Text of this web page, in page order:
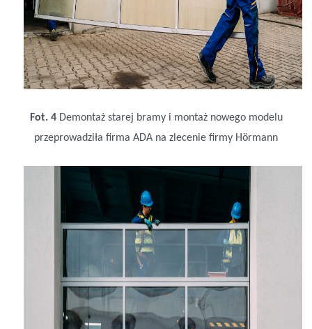
Fot. 4 Demontaż starej bramy i montaż nowego modelu
przeprowadziła firma ADA na zlecenie firmy Hörmann